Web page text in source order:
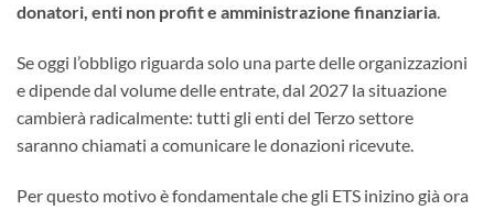
donatori, enti non profit e amministrazione finanziaria.
Se oggi l’obbligo riguarda solo una parte delle organizzazioni
e dipende dal volume delle entrate, dal 2027 la situazione
cambierà radicalmente: tutti gli enti del Terzo settore
saranno chiamati a comunicare le donazioni ricevute.
Per questo motivo è fondamentale che gli ETS inizino già ora